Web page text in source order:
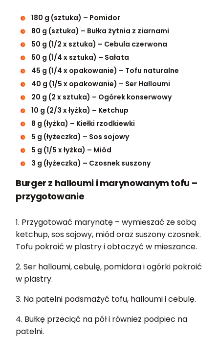
180 g (sztuka) – Pomidor
80 g (sztuka) – Bułka żytnia z ziarnami
50 g (1/2 x sztuka) – Cebula czerwona
50 g (1/4 x sztuka) – Sałata
45 g (1/4 x opakowanie) – Tofu naturalne
40 g (1/5 x opakowanie) – Ser Halloumi
20 g (2 x sztuka) – Ogórek konserwowy
10 g (2/3 x łyżka) – Ketchup
8 g (łyżka) – Kiełki rzodkiewki
5 g (łyżeczka) – Sos sojowy
5 g (1/5 x łyżka) – Miód
3 g (łyżeczka) – Czosnek suszony
Burger z halloumi i marynowanym tofu –
przygotowanie
1. Przygotować marynatę – wymieszać ze sobą
ketchup, sos sojowy, miód oraz suszony czosnek.
Tofu pokroić w plastry i obtoczyć w mieszance.
2. Ser halloumi, cebulę, pomidora i ogórki pokroić
w plastry.
3. Na patelni podsmażyć tofu, halloumi i cebulę.
4. Bułkę przeciąć na pół i również podpiec na
patelni.